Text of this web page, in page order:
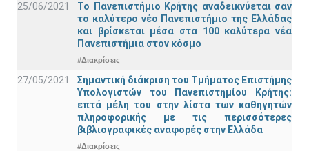
25/06/2021
Το Πανεπιστήμιο Κρήτης αναδεικνύεται σαν
το καλύτερο νέο Πανεπιστήμιο της Ελλάδας
και βρίσκεται μέσα στα 100 καλύτερα νέα
Πανεπιστήμια στον κόσμο
#Διακρίσεις
27/05/2021
Σημαντική διάκριση του Τμήματος Επιστήμης
Υπολογιστών του Πανεπιστημίου Κρήτης:
επτά μέλη του στην λίστα των καθηγητών
πληροφορικής με τις περισσότερες
βιβλιογραφικές αναφορές στην Ελλάδα
#Διακρίσεις